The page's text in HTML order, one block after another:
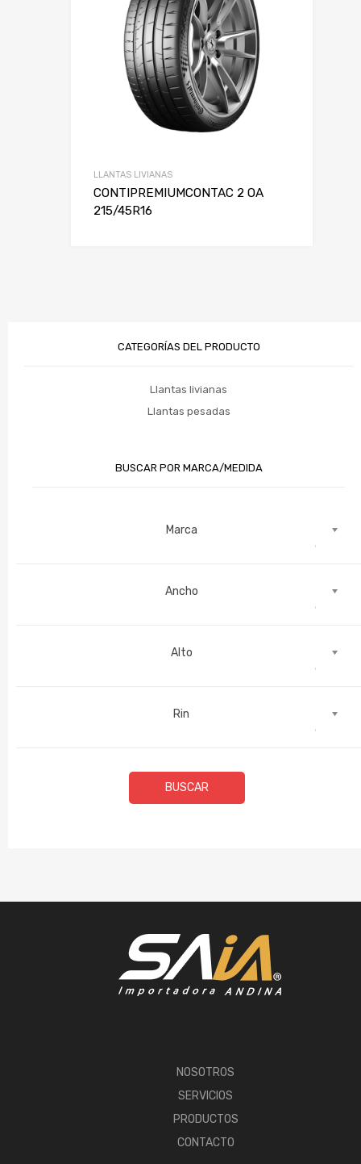
LLANTAS LIVIANAS
CONTIPREMIUMCONTAC 2 OA
215/45R16
CATEGORÍAS DEL PRODUCTO
Llantas livianas
Llantas pesadas
BUSCAR POR MARCA/MEDIDA
Marca
Ancho
Alto
Rin
BUSCAR
NOSOTROS
SERVICIOS
PRODUCTOS
CONTACTO